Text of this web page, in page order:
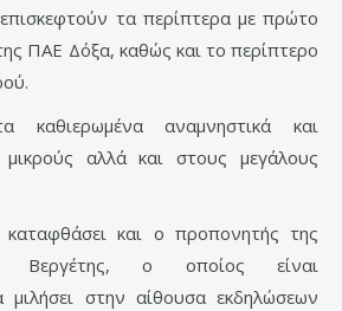
τα περίπτερα με πρώτο
ΠΑΕ Δόξα, καθώς και το περίπτερο
καθιερωμένα αναμνηστικά και
αλλά και στους μεγάλους
και ο προπονητής της
Βεργέτης, ο οποίος είναι
μιλήσει στην αίθουσα εκδηλώσεων